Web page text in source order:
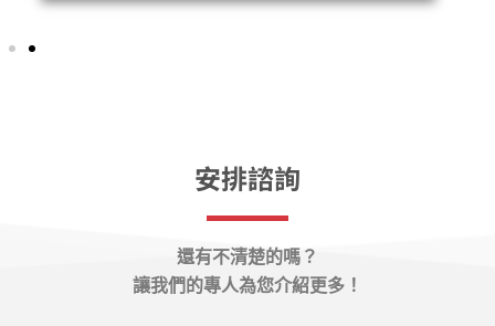
安排諮詢
還有不清楚的嗎？
讓我們的專人為您介紹更多！